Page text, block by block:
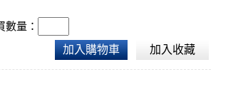
數量：
加入購物車 加入收藏